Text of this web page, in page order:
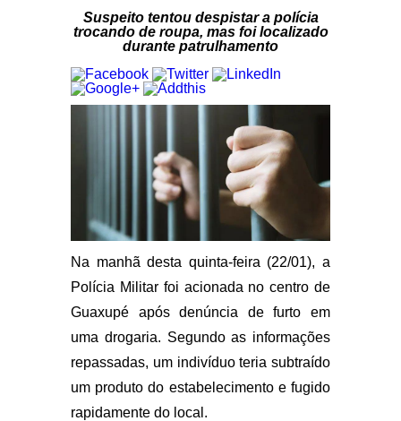
Suspeito tentou despistar a polícia
trocando de roupa, mas foi localizado
durante patrulhamento
Na manhã desta quinta-feira (22/01), a
Polícia Militar foi acionada no centro de
Guaxupé após denúncia de furto em
uma drogaria. Segundo as informações
repassadas, um indivíduo teria subtraído
um produto do estabelecimento e fugido
rapidamente do local.